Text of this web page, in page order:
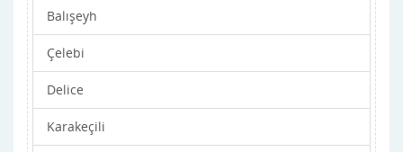
Balışeyh
Çelebi
Delice
Karakeçili